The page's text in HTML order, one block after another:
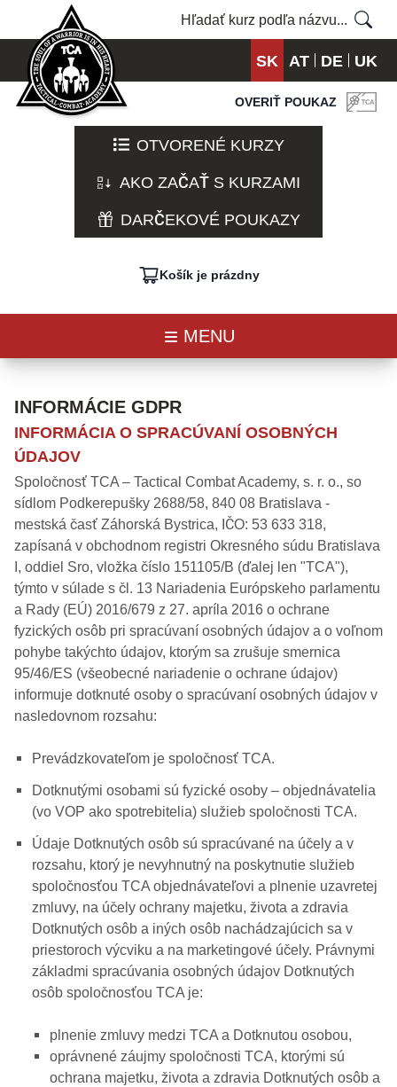
SK AT DE UK
OVERIŤ POUKAZ
OTVORENÉ KURZY
AKO ZAČAŤ S KURZAMI
DARČEKOVÉ POUKAZY
Košík je prázdny
MENU
INFORMÁCIE GDPR
INFORMÁCIA O SPRACÚVANÍ OSOBNÝCH
ÚDAJOV
Spoločnosť TCA – Tactical Combat Academy, s. r. o., so
sídlom Podkerepušky 2688/58, 840 08 Bratislava -
mestská časť Záhorská Bystrica, IČO: 53 633 318,
zapísaná v obchodnom registri Okresného súdu Bratislava
I, oddiel Sro, vložka číslo 151105/B (ďalej len "TCA"),
týmto v súlade s čl. 13 Nariadenia Európskeho parlamentu
a Rady (EÚ) 2016/679 z 27. apríla 2016 o ochrane
fyzických osôb pri spracúvaní osobných údajov a o voľnom
pohybe takýchto údajov, ktorým sa zrušuje smernica
95/46/ES (všeobecné nariadenie o ochrane údajov)
informuje dotknuté osoby o spracúvaní osobných údajov v
nasledovnom rozsahu:
Prevádzkovateľom je spoločnosť TCA.
Dotknutými osobami sú fyzické osoby – objednávatelia
(vo VOP ako spotrebitelia) služieb spoločnosti TCA.
Údaje Dotknutých osôb sú spracúvané na účely a v
rozsahu, ktorý je nevyhnutný na poskytnutie služieb
spoločnosťou TCA objednávateľovi a plnenie uzavretej
zmluvy, na účely ochrany majetku, života a zdravia
Dotknutých osôb a iných osôb nachádzajúcich sa v
priestoroch výcviku a na marketingové účely. Právnymi
základmi spracúvania osobných údajov Dotknutých
osôb spoločnosťou TCA je:
plnenie zmluvy medzi TCA a Dotknutou osobou,
oprávnené záujmy spoločnosti TCA, ktorými sú
ochrana majetku, života a zdravia Dotknutých osôb a